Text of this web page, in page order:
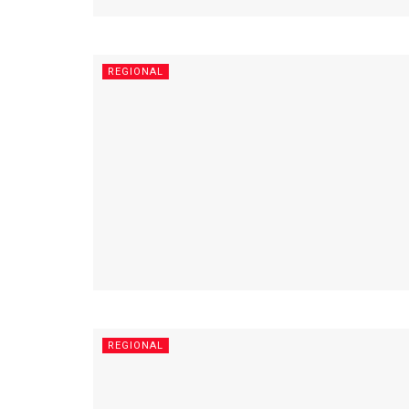
REGIONAL
REGIONAL